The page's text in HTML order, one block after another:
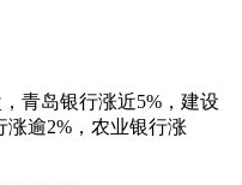
青岛银行涨近5%，建设
涨逾2%，农业银行涨